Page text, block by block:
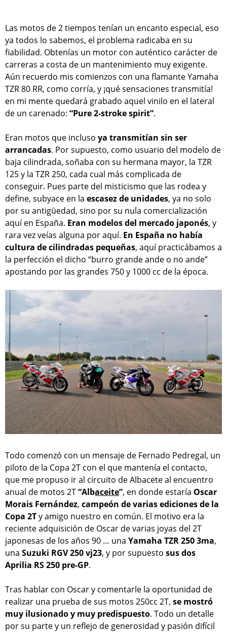
Las motos de 2 tiempos tenían un encanto especial, eso
ya todos lo sabemos, el problema radicaba en su
fiabilidad. Obtenías un motor con auténtico carácter de
carreras a costa de un mantenimiento muy exigente.
Aún recuerdo mis comienzos con una flamante Yamaha
TZR 80 RR, como corría, y ¡qué sensaciones transmitía!
en mi mente quedará grabado aquel vinilo en el lateral
de un carenado: “Pure 2-stroke spirit”.
Eran motos que incluso ya transmitían sin ser
arrancadas. Por supuesto, como usuario del modelo de
baja cilindrada, soñaba con su hermana mayor, la TZR
125 y la TZR 250, cada cual más complicada de
conseguir. Pues parte del misticismo que las rodea y
define, subyace en la escasez de unidades, ya no solo
por su antigüedad, sino por su nula comercialización
aquí en España. Eran modelos del mercado japonés, y
rara vez veías alguna por aquí. En España no había
cultura de cilindradas pequeñas, aquí practicábamos a
la perfección el dicho “burro grande ande o no ande”
apostando por las grandes 750 y 1000 cc de la época.
Todo comenzó con un mensaje de Fernado Pedregal, un
piloto de la Copa 2T con el que mantenía el contacto,
que me propuso ir al circuito de Albacete al encuentro
anual de motos 2T“Albaceite”, en donde estaría Oscar
Morais Fernández, campeón de varias ediciones de la
Copa 2Ty amigo nuestro en común. El motivo era la
reciente adquisición de Oscar de varias joyas del 2T
japonesas de los años 90 … una Yamaha TZR 250 3ma,
una Suzuki RGV 250 vj23, y por supuesto sus dos
Aprilia RS 250 pre-GP.
Tras hablar con Oscar y comentarle la oportunidad de
realizar una prueba de sus motos 250cc 2T, se mostró
muy ilusionado y muy predispuesto. Todo un detalle
por su parte y un reflejo de generosidad y pasión difícil